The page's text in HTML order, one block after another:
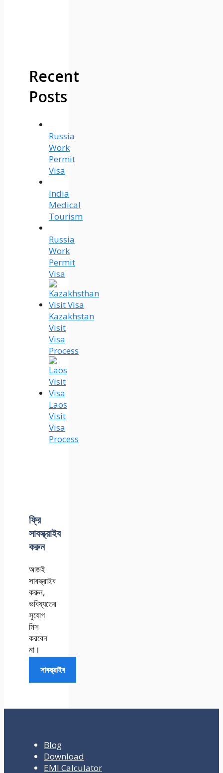
Recent
Posts
Russia
Work
Permit
Visa
India
Medical
Tourism
Russia
Work
Permit
Visa
Kazakhstan
Visit
Visa
Process
Laos
Visit
Visa
Process
ফ্রি
সাবস্ক্রাইব
করুন
আজই
সাবস্ক্রাইব
করুন,
ভবিষ্যতের
সুযোগ
মিস
করবেন
না।
সাবস্ক্রাইব
Blog
Download
EMI Calculator